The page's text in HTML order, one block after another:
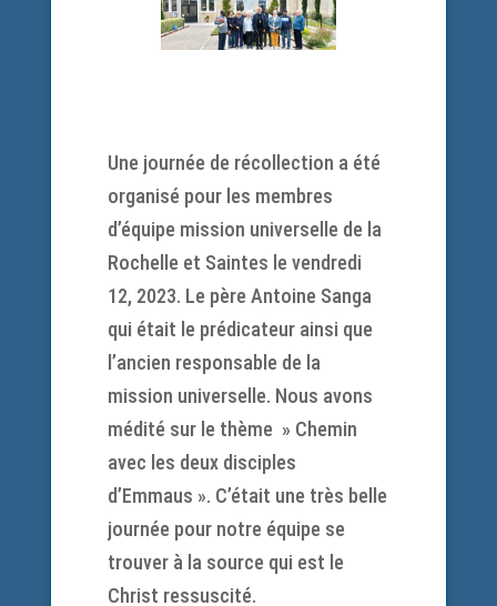
Une journée de récollection a été
organisé pour les membres
d’équipe mission universelle de la
Rochelle et Saintes le vendredi
12, 2023. Le père Antoine Sanga
qui était le prédicateur ainsi que
l’ancien responsable de la
mission universelle. Nous avons
médité sur le thème » Chemin
avec les deux disciples
d’Emmaus ». C’était une très belle
journée pour notre équipe se
trouver à la source qui est le
Christ ressuscité.